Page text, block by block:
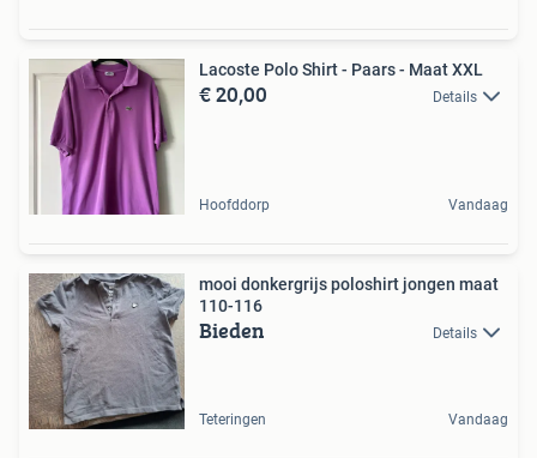
Lacoste Polo Shirt - Paars - Maat XXL
€ 20,00 Details
Hoofddorp Vandaag
mooi donkergrijs poloshirt jongen maat
110-116
Bieden Details
Teteringen Vandaag